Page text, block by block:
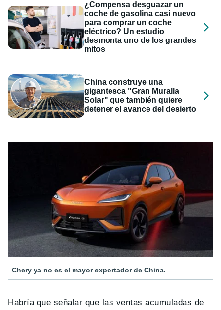
¿Compensa desguazar un
coche de gasolina casi nuevo
para comprar un coche
eléctrico? Un estudio
desmonta uno de los grandes
mitos
China construye una
gigantesca "Gran Muralla
Solar" que también quiere
detener el avance del desierto
Chery ya no es el mayor exportador de China.
Habría que señalar que las ventas acumuladas de